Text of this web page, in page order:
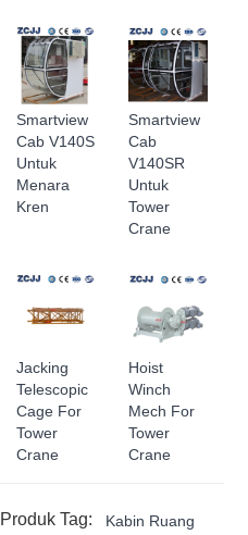
Smartview
Cab V140S
Untuk
Menara
Kren
Smartview
Cab
V140SR
Untuk
Tower
Crane
Jacking
Telescopic
Cage For
Tower
Crane
Hoist
Winch
Mech For
Tower
Crane
Produk Tag:
Kabin Ruang